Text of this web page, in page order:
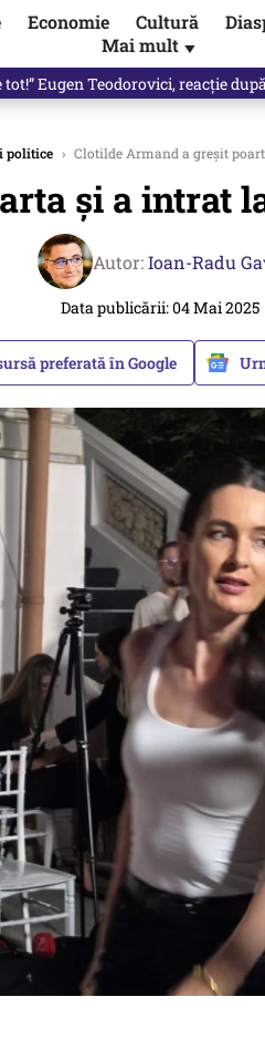
Economie Cultură
Mai mult ▼
său politic / video
politice › Clotilde Armand a greșit
și a intrat
Autor:Ioan-Radu
Data publicării: 04 Mai 2025
preferată în Google